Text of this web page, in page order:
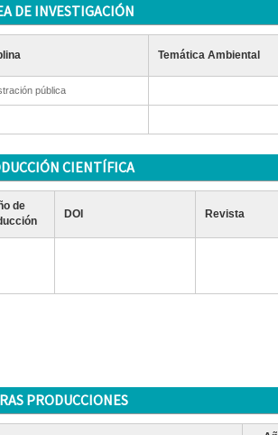
DE INVESTIGACIÓN
Temática Ambiental
pública
CIENTÍFICA
de
DOI Revista
PRODUCCIONES